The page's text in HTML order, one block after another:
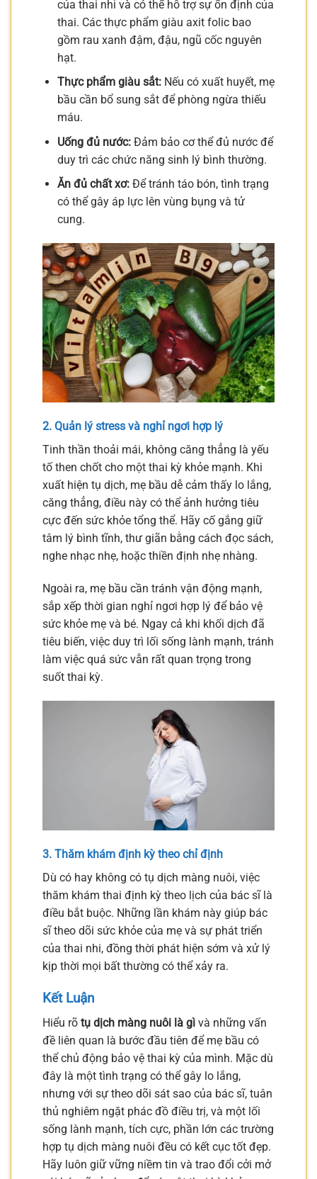
của thai nhi và có thể hỗ trợ sự ổn định của
thai. Các thực phẩm giàu axit folic bao
gồm rau xanh đậm, đậu, ngũ cốc nguyên
hạt.
Thực phẩm giàu sắt:Nếu có xuất huyết, mẹ
bầu cần bổ sung sắt để phòng ngừa thiếu
máu.
Uống đủ nước:Đảm bảo cơ thể đủ nước để
duy trì các chức năng sinh lý bình thường.
Ăn đủ chất xơ:Để tránh táo bón, tình trạng
có thể gây áp lực lên vùng bụng và tử
cung.
2. Quản lý stress và nghỉ ngơi hợp lý
Tinh thần thoải mái, không căng thẳng là yếu
tố then chốt cho một thai kỳ khỏe mạnh. Khi
xuất hiện tụ dịch, mẹ bầu dễ cảm thấy lo lắng,
căng thẳng, điều này có thể ảnh hưởng tiêu
cực đến sức khỏe tổng thể. Hãy cố gắng giữ
tâm lý bình tĩnh, thư giãn bằng cách đọc sách,
nghe nhạc nhẹ, hoặc thiền định nhẹ nhàng.
Ngoài ra, mẹ bầu cần tránh vận động mạnh,
sắp xếp thời gian nghỉ ngơi hợp lý để bảo vệ
sức khỏe mẹ và bé. Ngay cả khi khối dịch đã
tiêu biến, việc duy trì lối sống lành mạnh, tránh
làm việc quá sức vẫn rất quan trọng trong
suốt thai kỳ.
3. Thăm khám định kỳ theo chỉ định
Dù có hay không có tụ dịch màng nuôi, việc
thăm khám thai định kỳ theo lịch của bác sĩ là
điều bắt buộc. Những lần khám này giúp bác
sĩ theo dõi sức khỏe của mẹ và sự phát triển
của thai nhi, đồng thời phát hiện sớm và xử lý
kịp thời mọi bất thường có thể xảy ra.
Kết Luận
Hiểu rõ tụ dịch màng nuôi là gì và những vấn
đề liên quan là bước đầu tiên để mẹ bầu có
thể chủ động bảo vệ thai kỳ của mình. Mặc dù
đây là một tình trạng có thể gây lo lắng,
nhưng với sự theo dõi sát sao của bác sĩ, tuân
thủ nghiêm ngặt phác đồ điều trị, và một lối
sống lành mạnh, tích cực, phần lớn các trường
hợp tụ dịch màng nuôi đều có kết cục tốt đẹp.
Hãy luôn giữ vững niềm tin và trao đổi cởi mở